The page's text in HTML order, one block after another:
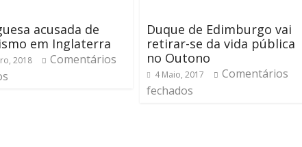
acusada de
em Inglaterra
2018
Comentários
Duque de Edimburgo vai
retirar-se da vida pública
no Outono
4 Maio, 2017
Comentários
fechados